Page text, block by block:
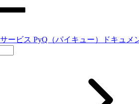
ービス PyQ（パイキュー）ドキュメ